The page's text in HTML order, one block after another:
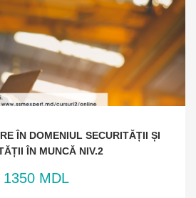
ÎN DOMENIUL SECURITĂȚII ȘI
ÎN MUNCĂ NIV.2
1350 MDL